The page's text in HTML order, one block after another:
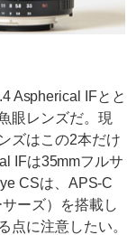
Aspherical IFとと
眼レンズだ。現
ズはこの2本だけ
IFは35mmフルサ
CSは、APS-C
ーズ）を搭載し
点に注意したい。